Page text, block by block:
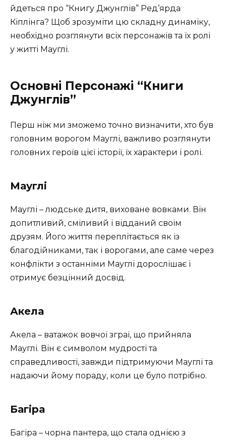
йдеться про “Книгу Джунглів” Ред’ярда
Кіплінга? Щоб зрозуміти цю складну динаміку,
необхідно розглянути всіх персонажів та їх ролі
у житті Мауглі.
Основні Персонажі “Книги
Джунглів”
Перш ніж ми зможемо точно визначити, хто був
головним ворогом Мауглі, важливо розглянути
головних героїв цієї історії, їх характери і ролі.
Мауглі
Мауглі – людське дитя, виховане вовками. Він
допитливий, сміливий і відданий своїм
друзям. Його життя переплітається як із
благодійниками, так і ворогами, але саме через
конфлікти з останніми Мауглі дорослішає і
отримує безцінний досвід.
Акела
Акела – ватажок вовчої зграї, що прийняла
Мауглі. Він є символом мудрості та
справедливості, завжди підтримуючи Мауглі та
надаючи йому пораду, коли це було потрібно.
Багіра
Багіра – чорна пантера, що стала однією з